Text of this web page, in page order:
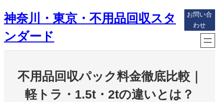
容
を
ス
神奈川・東京・不用品回収スタ
ンダード
お問い合
わせ
不用品回収パック料金徹底比較｜
軽トラ・1.5t・2tの違いとは？